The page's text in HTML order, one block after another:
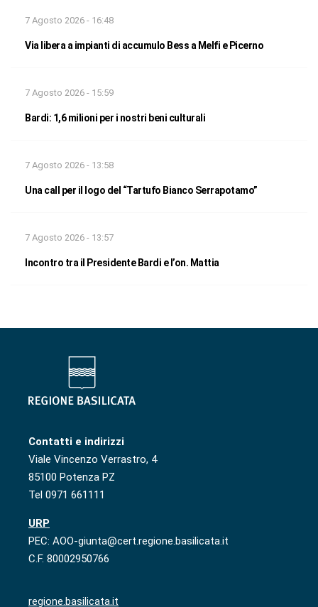
7 Agosto 2026 - 16:48
Via libera a impianti di accumulo Bess a Melfi e Picerno
7 Agosto 2026 - 15:59
Bardi: 1,6 milioni per i nostri beni culturali
7 Agosto 2026 - 13:58
Una call per il logo del “Tartufo Bianco Serrapotamo”
7 Agosto 2026 - 13:57
Incontro tra il Presidente Bardi e l’on. Mattia
Contatti e indirizzi
Viale Vincenzo Verrastro, 4
85100 Potenza PZ
Tel 0971 661111
URP
PEC: AOO-giunta@cert.regione.basilicata.it
C.F. 80002950766
regione.basilicata.it